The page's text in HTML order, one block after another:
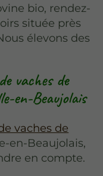
bio, rendez-
située près
élevons des
vaches de
en-Beaujolais
vaches de
en-Beaujolais,
en compte.